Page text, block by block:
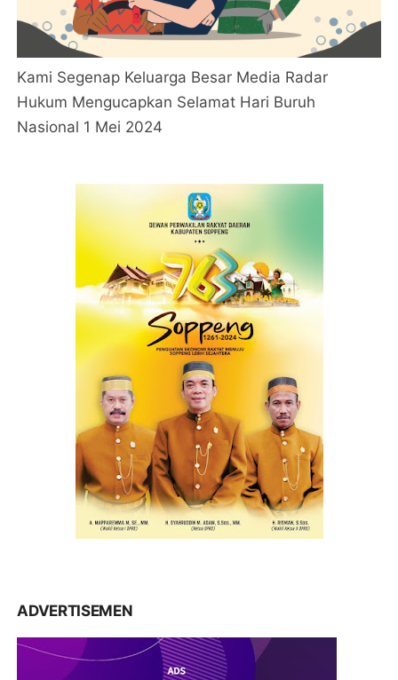
Kami Segenap Keluarga Besar Media Radar
Hukum Mengucapkan Selamat Hari Buruh
Nasional 1 Mei 2024
ADVERTISEMEN